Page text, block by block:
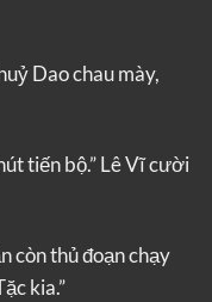
Dao chau mày,
tiến bộ.” Lê Vĩ cười
còn thủ đoạn chạy
kia.”